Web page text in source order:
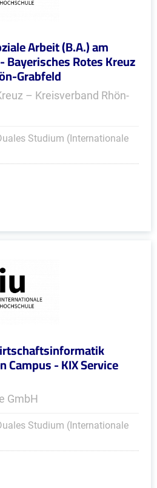
Arbeit (B.A.) am
Rotes Kreuz
Grabfeld
– Kreisverband Rhön-
Studium (Internationale
Campus - KIX Service
GmbH
Studium (Internationale